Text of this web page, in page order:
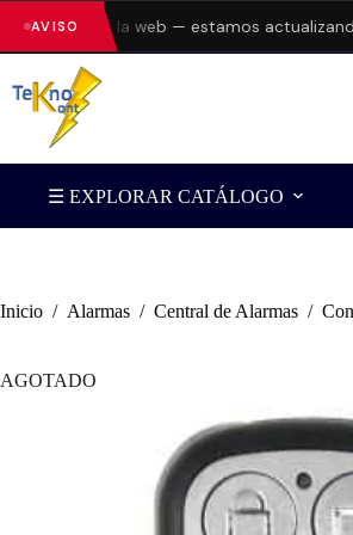
AVISOen la web — estamos actualizando
☰ EXPLORAR CATÁLOGO
Inicio / Alarmas / Central de Alarmas /
AGOTADO